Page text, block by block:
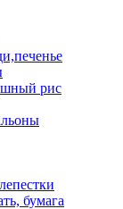
рис
бумага